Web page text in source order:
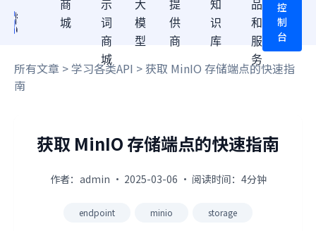
商
城
示
词
商
城
大
模
型
提
供
商
知
识
库
品
和
服
务
控
制
台
所有文章 >学习各类API > 获取 MinIO 存储端点的快速指
南
获取 MinIO 存储端点的快速指南
作者：admin · 2025-03-06 · 阅读时间：4分钟
endpoint minio storage